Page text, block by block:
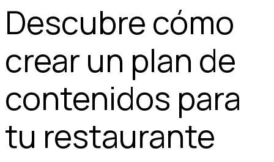
Descubre cómo
crear un plan de
contenidos para
tu restaurante